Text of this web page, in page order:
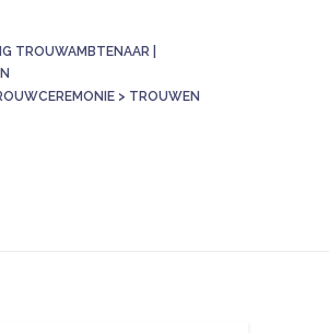
TROUWAMBTENAAR |
> TROUWEN